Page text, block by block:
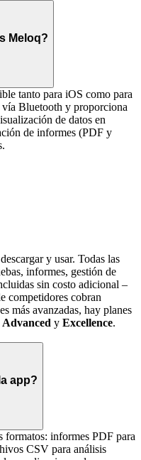
Meloq?
tanto para iOS como para
Bluetooth y proporciona
de datos en
de informes (PDF y
y usar. Todas las
informes, gestión de
sin costo adicional –
competidores cobran
más avanzadas, hay planes
Advanced y Excellence.
app?
formatos: informes PDF para
CSV para análisis